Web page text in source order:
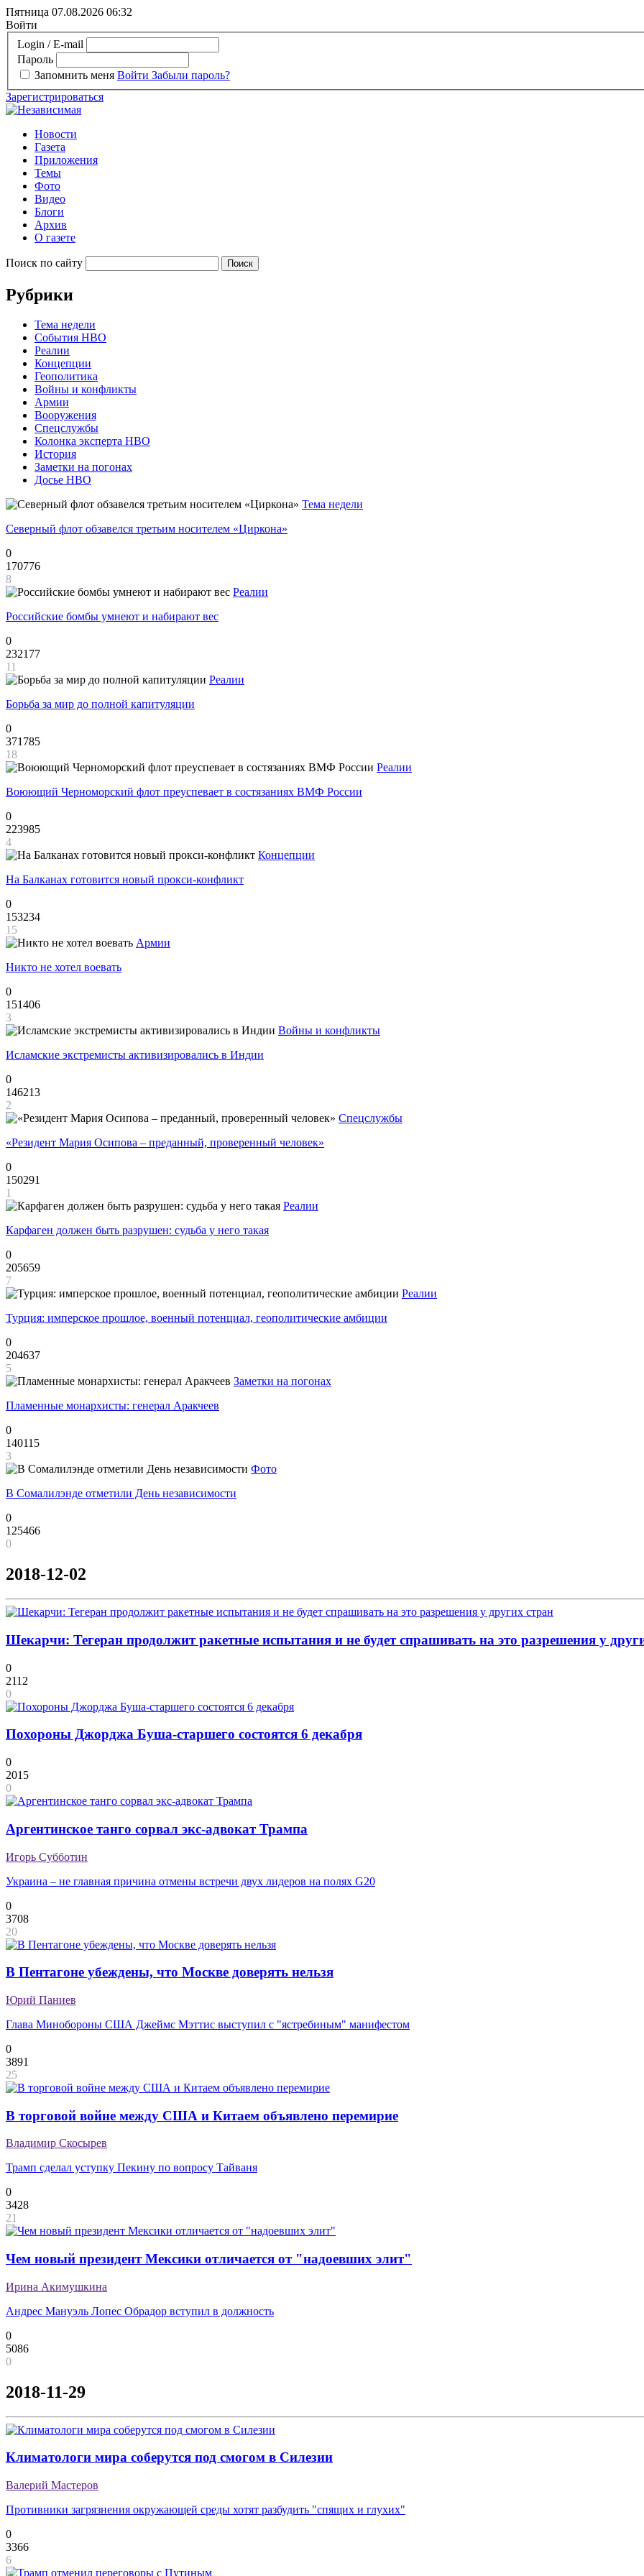
Пятница 07.08.2026 06:32
Войти
Login / E-mail
Пароль
Запомнить меня Войти Забыли пароль?
Зарегистрироваться
Новости
Газета
Приложения
Темы
Фото
Видео
Блоги
Архив
О газете
Поиск по сайту
Рубрики
Тема недели
События НВО
Реалии
Концепции
Геополитика
Войны и конфликты
Армии
Вооружения
Спецслужбы
Колонка эксперта НВО
История
Заметки на погонах
Досье НВО
Тема недели
Северный флот обзавелся третьим носителем «Циркона»
0
170776
8
Реалии
Российские бомбы умнеют и набирают вес
0
232177
11
Реалии
Борьба за мир до полной капитуляции
0
371785
18
Реалии
Воюющий Черноморский флот преуспевает в состязаниях ВМФ России
0
223985
4
Концепции
На Балканах готовится новый прокси-конфликт
0
153234
15
Армии
Никто не хотел воевать
0
151406
3
Войны и конфликты
Исламские экстремисты активизировались в Индии
0
146213
2
Спецслужбы
«Резидент Мария Осипова – преданный, проверенный человек»
0
150291
1
Реалии
Карфаген должен быть разрушен: судьба у него такая
0
205659
7
Реалии
Турция: имперское прошлое, военный потенциал, геополитические амбиции
0
204637
5
Заметки на погонах
Пламенные монархисты: генерал Аракчеев
0
140115
3
Фото
В Сомалилэнде отметили День независимости
0
125466
0
2018-12-02
Шекарчи: Тегеран продолжит ракетные испытания и не будет спрашивать на это разрешения у
0
2112
0
Похороны Джорджа Буша-старшего состоятся 6 декабря
0
2015
0
Аргентинское танго сорвал экс-адвокат Трампа
Игорь Субботин
Украина – не главная причина отмены встречи двух лидеров на полях G20
0
3708
20
В Пентагоне убеждены, что Москве доверять нельзя
Юрий Паниев
Глава Минобороны США Джеймс Мэттис выступил с "ястребиным" манифестом
0
3891
25
В торговой войне между США и Китаем объявлено перемирие
Владимир Скосырев
Трамп сделал уступку Пекину по вопросу Тайваня
0
3428
21
Чем новый президент Мексики отличается от "надоевших элит"
Ирина Акимушкина
Андрес Мануэль Лопес Обрадор вступил в должность
0
5086
0
2018-11-29
Климатологи мира соберутся под смогом в Силезии
Валерий Мастеров
Противники загрязнения окружающей среды хотят разбудить "спящих и глухих"
0
3366
6